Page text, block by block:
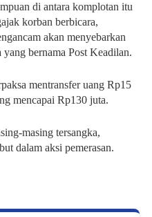
di antara komplotan itu
korban berbicara,
akan menyebarkan
bernama Post Keadilan.
mentransfer uang Rp15
mencapai Rp130 juta.
masing tersangka,
dalam aksi pemerasan.